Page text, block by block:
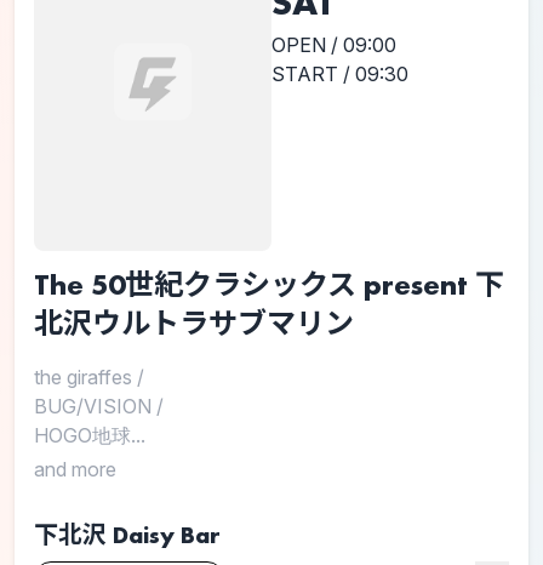
OPEN / 09:00
START / 09:30
The 50世紀クラシックス present 下
北沢ウルトラサブマリン
the giraffes /
BUG/VISION /
HOGO地球...
and more
下北沢 Daisy Bar